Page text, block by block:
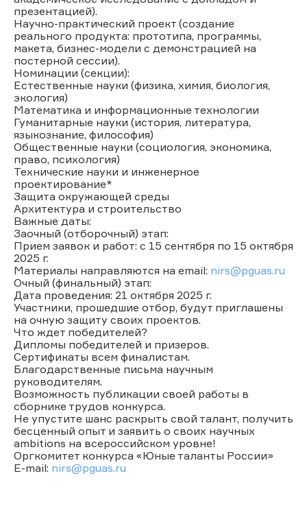
презентацией).
Научно-практический проект (создание
реального продукта: прототипа, программы,
макета, бизнес-модели с демонстрацией на
постерной сессии).
Номинации (секции):
Естественные науки (физика, химия, биология,
экология)
Математика и информационные технологии
Гуманитарные науки (история, литература,
языкознание, философия)
Общественные науки (социология, экономика,
право, психология)
Технические науки и инженерное
проектирование*
Защита окружающей среды
Архитектура и строительство
Важные даты:
Заочный (отборочный) этап:
Прием заявок и работ: с 15 сентября по 15 октября
2025 г.
Материалы направляются на email: nirs@pguas.ru
Очный (финальный) этап:
Дата проведения: 21 октября 2025 г.
Участники, прошедшие отбор, будут приглашены
на очную защиту своих проектов.
Что ждет победителей?
Дипломы победителей и призеров.
Сертификаты всем финалистам.
Благодарственные письма научным
руководителям.
Возможность публикации своей работы в
сборнике трудов конкурса.
Не упустите шанс раскрыть свой талант, получить
бесценный опыт и заявить о своих научных
ambitions на всероссийском уровне!
Оргкомитет конкурса «Юные таланты России»
E-mail: nirs@pguas.ru